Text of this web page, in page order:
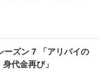
ーズン 7 「アリバイの
代金再び」